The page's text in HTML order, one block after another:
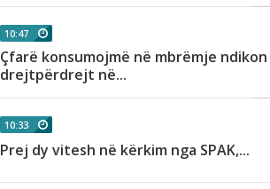
10:47
Çfarë konsumojmë në mbrëmje ndikon
drejtpërdrejt në...
10:33
Prej dy vitesh në kërkim nga SPAK,...